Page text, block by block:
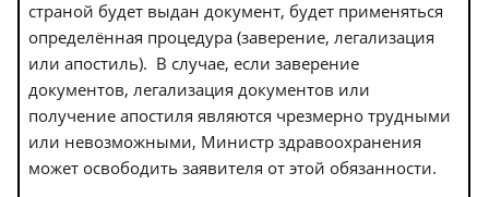
страной будет выдан документ, будет применяться
определённая процедура (заверение, легализация
или апостиль). В случае, если заверение
документов, легализация документов или
получение апостиля являются чрезмерно трудными
или невозможными, Министр здравоохранения
может освободить заявителя от этой обязанности.